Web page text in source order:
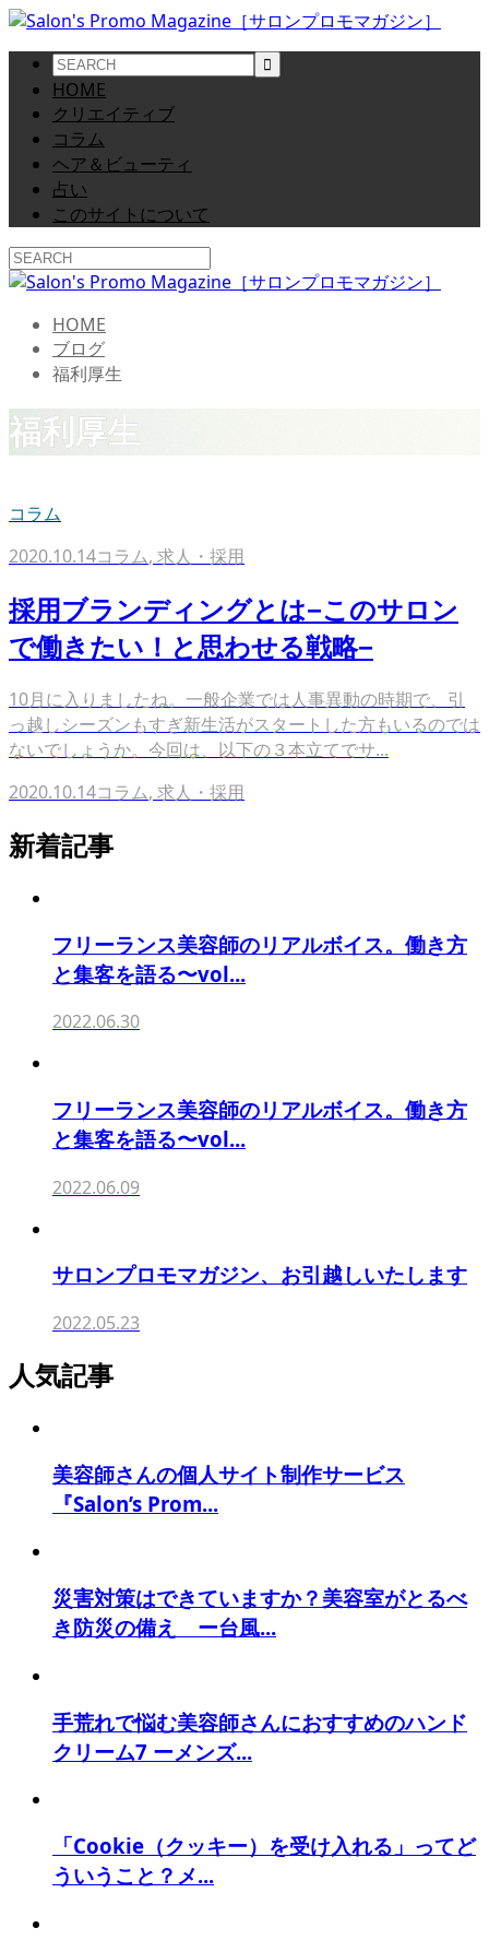
HOME
クリエイティブ
コラム
ヘア＆ビューティ
占い
このサイトについて
HOME
ブログ
福利厚生
福利厚生
コラム
2020.10.14コラム, 求人・採用
採用ブランディングとは−このサロン
で働きたい！と思わせる戦略−
10月に入りましたね。一般企業では人事異動の時期で、引
っ越しシーズンもすぎ新生活がスタートした方もいるのでは
ないでしょうか。今回は、以下の３本立てでサ...
2020.10.14コラム, 求人・採用
新着記事
フリーランス美容師のリアルボイス。働き方
と集客を語る〜vol...
2022.06.30
フリーランス美容師のリアルボイス。働き方
と集客を語る〜vol...
2022.06.09
サロンプロモマガジン、お引越しいたします
2022.05.23
人気記事
美容師さんの個人サイト制作サービス
『Salon’s Prom...
災害対策はできていますか？美容室がとるべ
き防災の備え ー台風...
手荒れで悩む美容師さんにおすすめのハンド
クリーム7 ーメンズ...
「Cookie（クッキー）を受け入れる」ってど
ういうこと？メ...